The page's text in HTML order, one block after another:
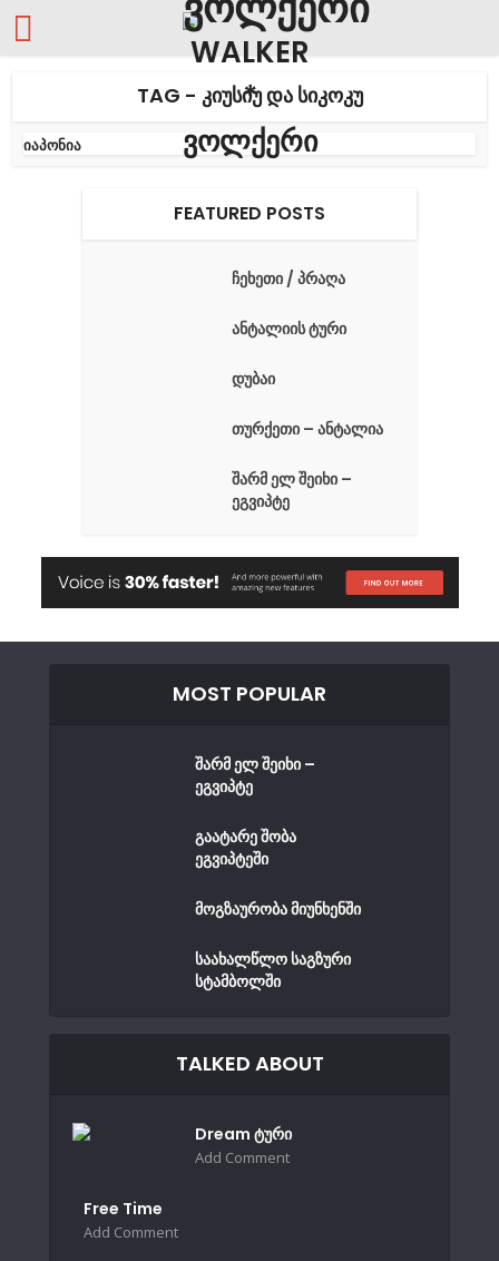
TAG - ᲙᲘᲣᲡᲘᲣ ᲓᲐ ᲡᲘᲙᲝᲙᲣ
იაპონია
FEATURED POSTS
ჩეხეთი / პრაღა
ანტალიის ტური
დუბაი
თურქეთი – ანტალია
შარმ ელ შეიხი –
ეგვიპტე
MOST POPULAR
შარმ ელ შეიხი –
ეგვიპტე
გაატარე შობა
ეგვიპტეში
მოგზაურობა მიუნხენში
საახალწლო საგზური
სტამბოლში
TALKED ABOUT
Dream ტური
Add Comment
Free Time
Add Comment